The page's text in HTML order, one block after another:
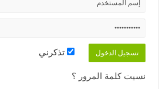
تذكرني
نسيت كلمة المرور ؟